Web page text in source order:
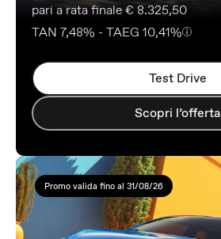
pari a rata finale € 8.325,50
TAN 7,48% - TAEG 10,41%
Test Drive
Scopri l’offerta
Promo valida fino al 31/08/26